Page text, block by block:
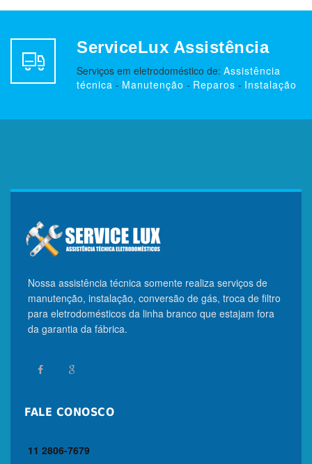
ServiceLux Assistência
Serviços em eletrodoméstico de: Assistência
técnica - Manutenção - Reparos - Instalação
Nossa assistência técnica somente realiza serviços de
manutenção, instalação, conversão de gás, troca de filtro
para eletrodomésticos da linha branco que estajam fora
da garantia da fábrica.
FALE CONOSCO
11 2806-7679